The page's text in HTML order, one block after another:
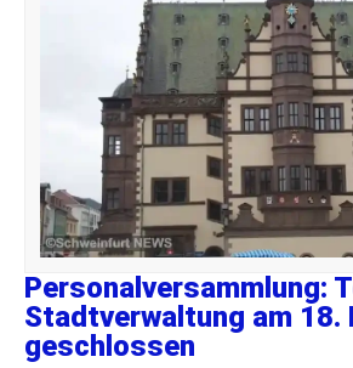
Personalversammlung:
Stadtverwaltung am 18.
geschlossen